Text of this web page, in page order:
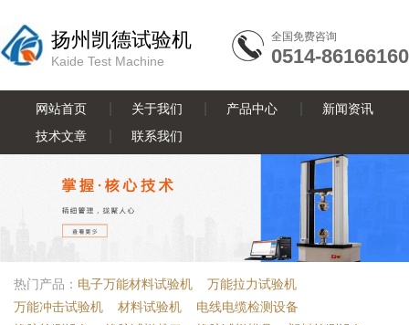
扬州凯德试验机
Kaide Test Machine
全国免费咨询
0514-86166160
网站首页 关于我们 产品中心
新闻资讯
技术文章
联系我们
热门产品： 电子万能材料试验机
万能拉力试验机
万能冲击试验机
材料试验机
电线电缆检测设备